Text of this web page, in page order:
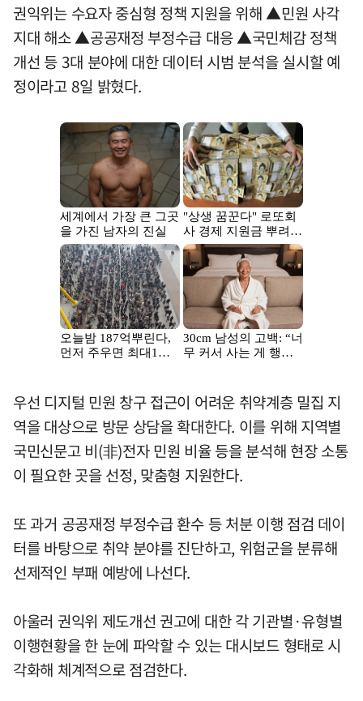
권익위는 수요자 중심형 정책 지원을 위해 ▲민원 사각
지대 해소 ▲공공재정 부정수급 대응 ▲국민체감 정책
개선 등 3대 분야에 대한 데이터 시범 분석을 실시할 예
정이라고 8일 밝혔다.
우선 디지털 민원 창구 접근이 어려운 취약계층 밀집 지
역을 대상으로 방문 상담을 확대한다. 이를 위해 지역별
국민신문고 비(非)전자 민원 비율 등을 분석해 현장 소통
이 필요한 곳을 선정, 맞춤형 지원한다.
또 과거 공공재정 부정수급 환수 등 처분 이행 점검 데이
터를 바탕으로 취약 분야를 진단하고, 위험군을 분류해
선제적인 부패 예방에 나선다.
아울러 권익위 제도개선 권고에 대한 각 기관별·유형별
이행현황을 한 눈에 파악할 수 있는 대시보드 형태로 시
각화해 체계적으로 점검한다.